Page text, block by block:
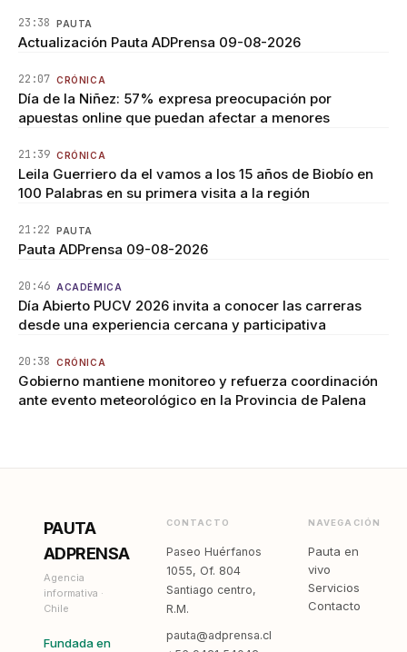
23:38 PAUTA
Actualización Pauta ADPrensa 09-08-2026
22:07 CRÓNICA
Día de la Niñez: 57% expresa preocupación por
apuestas online que puedan afectar a menores
21:39 CRÓNICA
Leila Guerriero da el vamos a los 15 años de Biobío en
100 Palabras en su primera visita a la región
21:22 PAUTA
Pauta ADPrensa 09-08-2026
20:46 ACADÉMICA
Día Abierto PUCV 2026 invita a conocer las carreras
desde una experiencia cercana y participativa
20:38 CRÓNICA
Gobierno mantiene monitoreo y refuerza coordinación
ante evento meteorológico en la Provincia de Palena
PAUTA
ADPRENSA
Agencia
informativa ·
Chile
Fundada en
CONTACTO
Paseo Huérfanos
1055, Of. 804
Santiago centro,
R.M.
pauta@adprensa.cl
NAVEGACIÓN
Pauta en
vivo
Servicios
Contacto